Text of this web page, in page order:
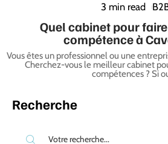
3 min read
Quel cabinet pour
compétence à
Vous êtes un professionnel ou une
Cherchez-vous le meilleur cabinet
compétences ? Si
Recherche